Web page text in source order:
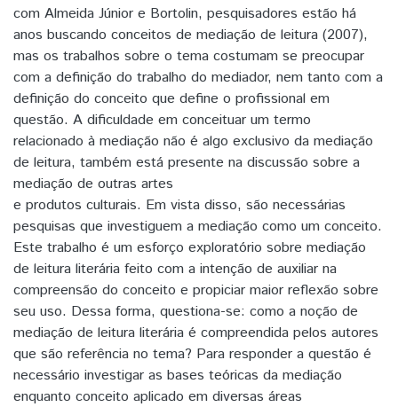
com Almeida Júnior e Bortolin, pesquisadores estão há
anos buscando conceitos de mediação de leitura (2007),
mas os trabalhos sobre o tema costumam se preocupar
com a definição do trabalho do mediador, nem tanto com a
definição do conceito que define o profissional em
questão. A dificuldade em conceituar um termo
relacionado à mediação não é algo exclusivo da mediação
de leitura, também está presente na discussão sobre a
mediação de outras artes
e produtos culturais. Em vista disso, são necessárias
pesquisas que investiguem a mediação como um conceito.
Este trabalho é um esforço exploratório sobre mediação
de leitura literária feito com a intenção de auxiliar na
compreensão do conceito e propiciar maior reflexão sobre
seu uso. Dessa forma, questiona-se: como a noção de
mediação de leitura literária é compreendida pelos autores
que são referência no tema? Para responder a questão é
necessário investigar as bases teóricas da mediação
enquanto conceito aplicado em diversas áreas